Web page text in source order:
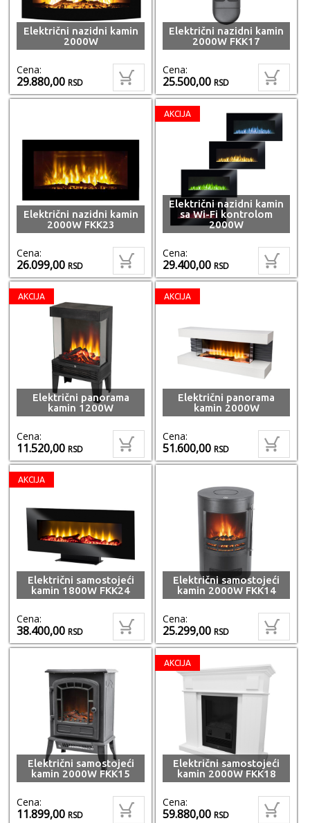
Električni nazidni kamin
2000W
Cena:
29.880,00RSD
Električni nazidni kamin
2000W FKK17
Cena:
25.500,00RSD
Električni nazidni kamin
2000W FKK23
Cena:
26.099,00RSD
AKCIJA
Električni nazidni kamin
sa Wi-Fi kontrolom
2000W
Cena:
29.400,00RSD
AKCIJA
Električni panorama
kamin 1200W
Cena:
11.520,00RSD
AKCIJA
Električni panorama
kamin 2000W
Cena:
51.600,00RSD
AKCIJA
Električni samostojeći
kamin 1800W FKK24
Cena:
38.400,00RSD
Električni samostojeći
kamin 2000W FKK14
Cena:
25.299,00RSD
Električni samostojeći
kamin 2000W FKK15
Cena:
11.899,00RSD
AKCIJA
Električni samostojeći
kamin 2000W FKK18
Cena:
59.880,00RSD